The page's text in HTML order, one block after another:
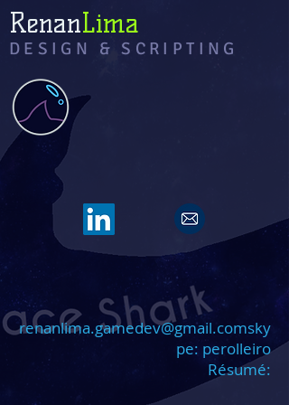
RenanLima
DESIGN & SCRIPTING
renanlima.gamedev@gmail.comsky
pe: perolleiro
Résumé: